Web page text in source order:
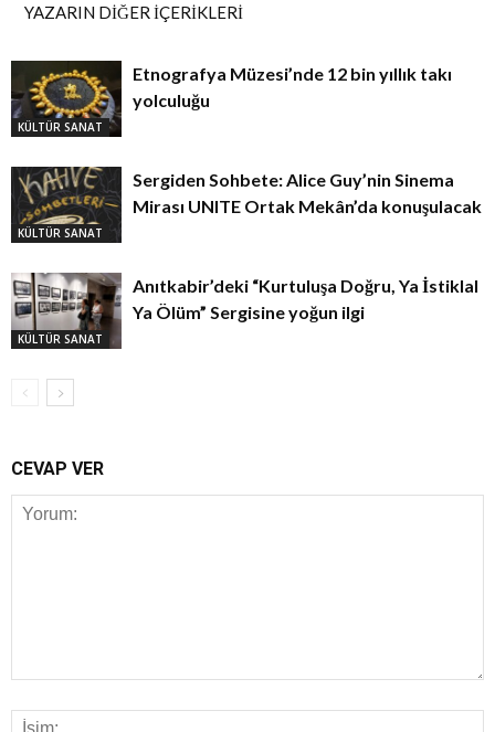
YAZARIN DİĞER İÇERİKLERİ
KÜLTÜR SANAT
Etnografya Müzesi’nde 12 bin yıllık takı
yolculuğu
KÜLTÜR SANAT
Sergiden Sohbete: Alice Guy’nin Sinema
Mirası UNITE Ortak Mekân’da konuşulacak
KÜLTÜR SANAT
Anıtkabir’deki “Kurtuluşa Doğru, Ya İstiklal
Ya Ölüm” Sergisine yoğun ilgi
CEVAP VER